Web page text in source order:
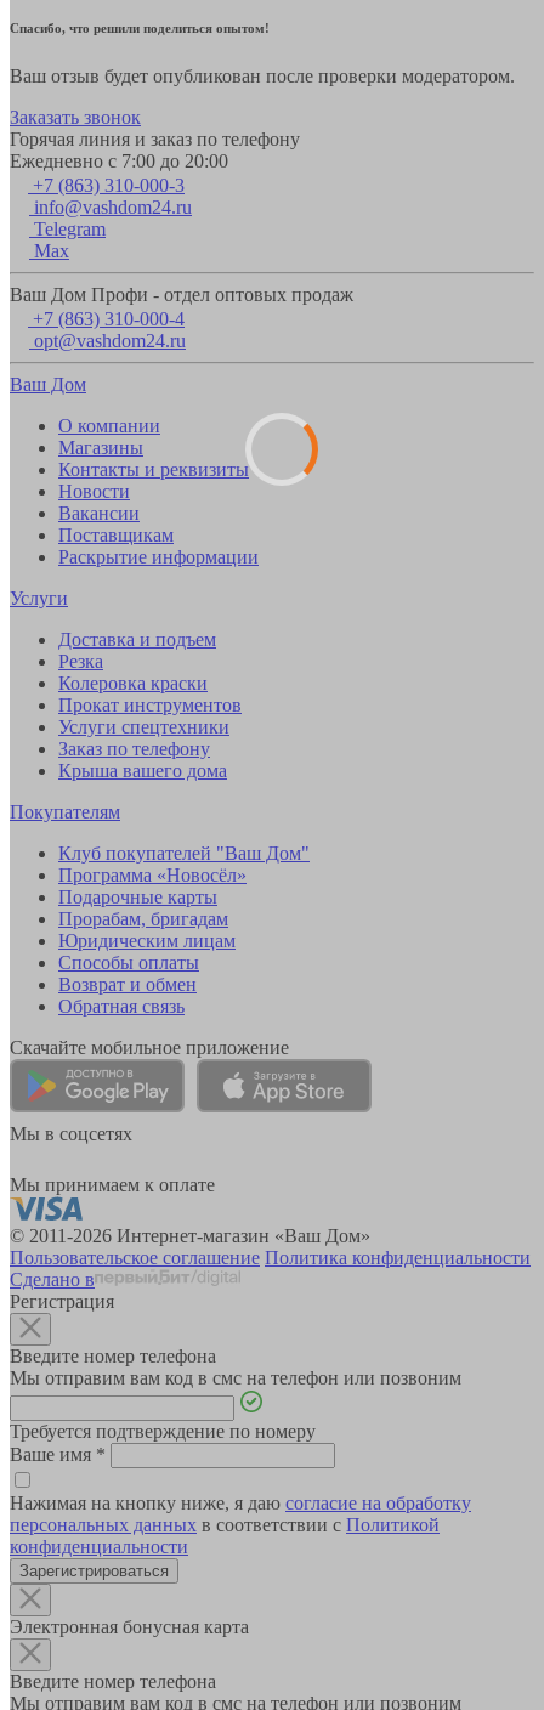
Спасибо, что решили поделиться опытом!
Ваш отзыв будет опубликован после проверки модератором.
Заказать звонок
Горячая линия и заказ по телефону
Ежедневно с 7:00 до 20:00
+7 (863) 310-000-3
info@vashdom24.ru
Telegram
Max
Ваш Дом Профи - отдел оптовых продаж
+7 (863) 310-000-4
opt@vashdom24.ru
Ваш Дом
О компании
Магазины
Контакты и реквизиты
Новости
Вакансии
Поставщикам
Раскрытие информации
Услуги
Доставка и подъем
Резка
Колеровка краски
Прокат инструментов
Услуги спецтехники
Заказ по телефону
Крыша вашего дома
Покупателям
Клуб покупателей "Ваш Дом"
Программа «Новосёл»
Подарочные карты
Прорабам, бригадам
Юридическим лицам
Способы оплаты
Возврат и обмен
Обратная связь
Скачайте мобильное приложение
Мы в соцсетях
Мы принимаем к оплате
© 2011-2026 Интернет-магазин «Ваш Дом»
Пользовательское соглашение Политика конфиденциальности
Сделано в
Регистрация
Введите номер телефона
Мы отправим вам код в смс на телефон или позвоним
Требуется подтверждение по номеру
Ваше имя *
Нажимая на кнопку ниже, я даю согласие на обработку
персональных данных в соответствии с Политикой
конфиденциальности
Зарегистрироваться
Электронная бонусная карта
Введите номер телефона
Мы отправим вам код в смс на телефон или позвоним